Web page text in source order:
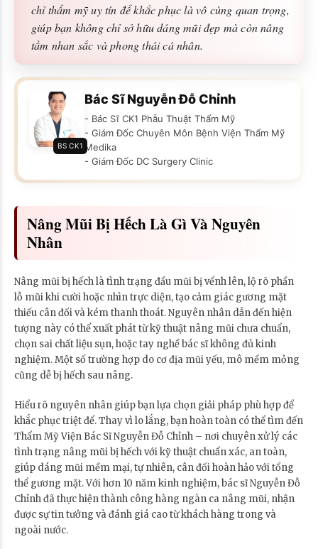
chỉ thẩm mỹ uy tín để khắc phục là vô cùng quan trọng,
giúp bạn không chỉ sở hữu dáng mũi đẹp mà còn nâng
tầm nhan sắc và phong thái cá nhân.
BS CK1
Bác Sĩ Nguyễn Đỗ Chỉnh
- Bác Sĩ CK1 Phẫu Thuật Thẩm Mỹ
- Giám Đốc Chuyên Môn Bệnh Viện Thẩm Mỹ
Medika
- Giám Đốc DC Surgery Clinic
Nâng Mũi Bị Hếch Là Gì Và Nguyên
Nhân
Nâng mũi bị hếch là tình trạng đầu mũi bị vểnh lên, lộ rõ phần
lỗ mũi khi cười hoặc nhìn trực diện, tạo cảm giác gương mặt
thiếu cân đối và kém thanh thoát. Nguyên nhân dẫn đến hiện
tượng này có thể xuất phát từ kỹ thuật nâng mũi chưa chuẩn,
chọn sai chất liệu sụn, hoặc tay nghề bác sĩ không đủ kinh
nghiệm. Một số trường hợp do cơ địa mũi yếu, mô mềm mỏng
cũng dễ bị hếch sau nâng.
Hiểu rõ nguyên nhân giúp bạn lựa chọn giải pháp phù hợp để
khắc phục triệt để. Thay vì lo lắng, bạn hoàn toàn có thể tìm đến
Thẩm Mỹ Viện Bác Sĩ Nguyễn Đỗ Chỉnh – nơi chuyên xử lý các
tình trạng nâng mũi bị hếch với kỹ thuật chuẩn xác, an toàn,
giúp dáng mũi mềm mại, tự nhiên, cân đối hoàn hảo với tổng
thể gương mặt. Với hơn 10 năm kinh nghiệm, bác sĩ Nguyễn Đỗ
Chỉnh đã thực hiện thành công hàng ngàn ca nâng mũi, nhận
được sự tin tưởng và đánh giá cao từ khách hàng trong và
ngoài nước.